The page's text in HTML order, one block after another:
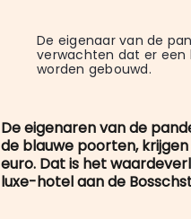
De eigenaar van de
verwachten dat er een
worden gebouwd.
De eigenaren van de
de blauwe poorten,
euro. Dat is het
luxe-hotel aan de